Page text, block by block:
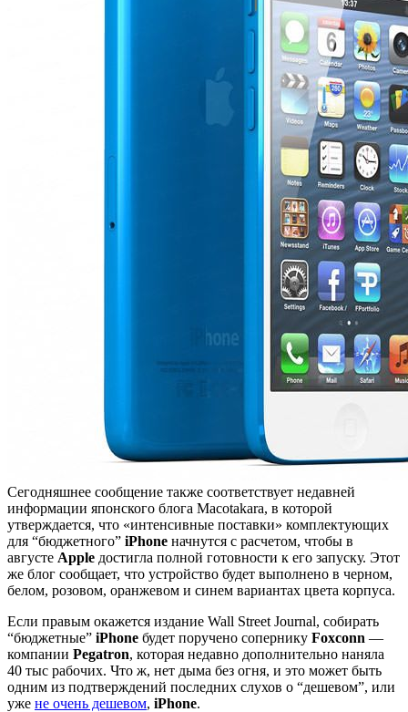
Сегодняшнее сообщение также соответствует недавней
информации японского блога Macotakara, в которой
утверждается, что «интенсивные поставки» комплектующих
для “бюджетного” iPhone начнутся с расчетом, чтобы в
августе Apple достигла полной готовности к его запуску. Этот
же блог сообщает, что устройство будет выполнено в черном,
белом, розовом, оранжевом и синем вариантах цвета корпуса.
Если правым окажется издание Wall Street Journal, собирать
“бюджетные” iPhone будет поручено сопернику Foxconn —
компании Pegatron, которая недавно дополнительно наняла
40 тыс рабочих. Что ж, нет дыма без огня, и это может быть
одним из подтверждений последних слухов о “дешевом”, или
уже не очень дешевом, iPhone.